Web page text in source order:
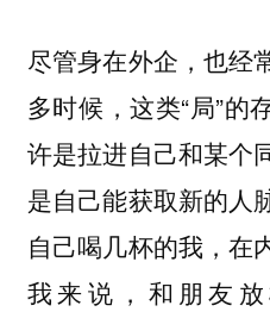
尽管身在外企，也经
多时候，这类“局”的
许是拉进自己和某个
是自己能获取新的人
自己喝几杯的我，在
我来说，和朋友